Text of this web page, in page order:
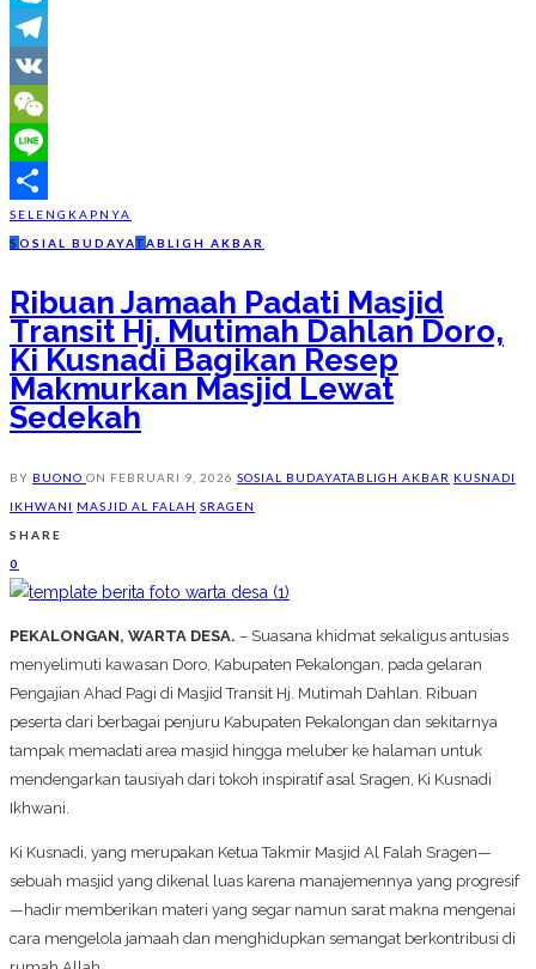
Skype
Telegram
VK
WeChat
Line
Share
SELENGKAPNYA
S OSIAL BUDAYATABLIGH AKBAR
Ribuan Jamaah Padati Masjid
Transit Hj. Mutimah Dahlan Doro,
Ki Kusnadi Bagikan Resep
Makmurkan Masjid Lewat
Sedekah
BY BUONO ON FEBRUARI 9, 2026 SOSIAL BUDAYATABLIGH AKBAR KUSNADI
IKHWANI MASJID AL FALAH SRAGEN
SHARE
0
PEKALONGAN, WARTA DESA. – Suasana khidmat sekaligus antusias
menyelimuti kawasan Doro, Kabupaten Pekalongan, pada gelaran
Pengajian Ahad Pagi di Masjid Transit Hj. Mutimah Dahlan. Ribuan
peserta dari berbagai penjuru Kabupaten Pekalongan dan sekitarnya
tampak memadati area masjid hingga meluber ke halaman untuk
mendengarkan tausiyah dari tokoh inspiratif asal Sragen, Ki Kusnadi
Ikhwani.
Ki Kusnadi, yang merupakan Ketua Takmir Masjid Al Falah Sragen—
sebuah masjid yang dikenal luas karena manajemennya yang progresif
—hadir memberikan materi yang segar namun sarat makna mengenai
cara mengelola jamaah dan menghidupkan semangat berkontribusi di